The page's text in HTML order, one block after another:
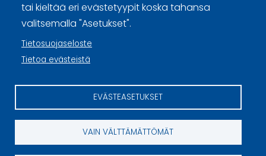
tai kieltää eri evästetyypit koska tahansa
valitsemalla "Asetukset".
Tietosuojaseloste
Tietoa evästeistä
EVÄSTEASETUKSET
VAIN VÄLTTÄMÄTTÖMÄT
Curling Finland
Sivuston käyttöehdot ja sisällön käyttöoikeudet
Tietoa evästeistä